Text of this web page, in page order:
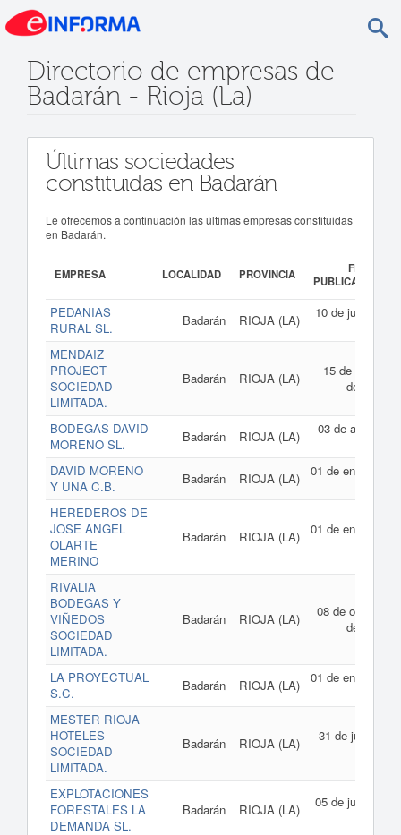
Directorio de empresas de
Badarán - Rioja (La)
Últimas sociedades
constituidas en Badarán
Le ofrecemos a continuación las últimas empresas constituidas
en Badarán.
EMPRESA LOCALIDAD PROVINCIA
FECHA
PUBLICACIÓN
PEDANIAS
RURAL SL.
Badarán RIOJA (LA)
10 de junio de
MENDAIZ
PROJECT
SOCIEDAD
LIMITADA.
Badarán RIOJA (LA)
15 de marzo
de 2021
BODEGAS DAVID
MORENO SL.
Badarán RIOJA (LA)
03 de abril de
DAVID MORENO
Y UNA C.B.
Badarán RIOJA (LA)
01 de enero de
HEREDEROS DE
JOSE ANGEL
OLARTE
MERINO
Badarán RIOJA (LA)
01 de enero de
RIVALIA
BODEGAS Y
VIÑEDOS
SOCIEDAD
LIMITADA.
Badarán RIOJA (LA)
08 de octubre
de 2015
LA PROYECTUAL
S.C.
Badarán RIOJA (LA)
01 de enero de
MESTER RIOJA
HOTELES
SOCIEDAD
LIMITADA.
Badarán RIOJA (LA)
31 de julio de
EXPLOTACIONES
FORESTALES LA
DEMANDA SL.
Badarán RIOJA (LA)
05 de junio de